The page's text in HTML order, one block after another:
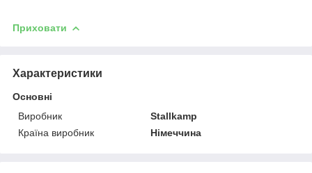
Приховати
Характеристики
Основні
Виробник
Stallkamp
Країна виробник
Німеччина